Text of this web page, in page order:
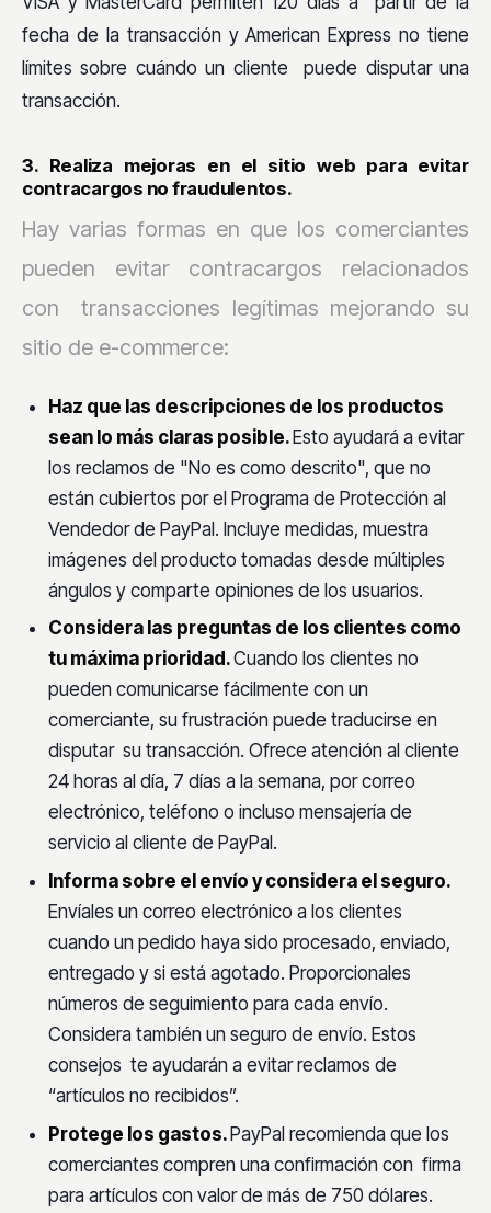
fecha de la transacción y American Express no tiene
límites sobre cuándo un cliente puede disputar una
transacción.
3. Realiza mejoras en el sitio web para evitar
contracargos no fraudulentos.
Hay varias formas en que los comerciantes
pueden evitar contracargos relacionados
con transacciones legítimas mejorando su
sitio de e-commerce:
Haz que las descripciones de los productos
sean lo más claras posible.Esto ayudará a evitar
los reclamos de "No es como descrito", que no
están cubiertos por el Programa de Protección al
Vendedor de PayPal. Incluye medidas, muestra
imágenes del producto tomadas desde múltiples
ángulos y comparte opiniones de los usuarios.
Considera las preguntas de los clientes como
tu máxima prioridad.Cuando los clientes no
pueden comunicarse fácilmente con un
comerciante, su frustración puede traducirse en
disputar su transacción. Ofrece atención al cliente
24 horas al día, 7 días a la semana, por correo
electrónico, teléfono o incluso mensajería de
servicio al cliente de PayPal.
Informa sobre el envío y considera el seguro.
Envíales un correo electrónico a los clientes
cuando un pedido haya sido procesado, enviado,
entregado y si está agotado. Proporcionales
números de seguimiento para cada envío.
Considera también un seguro de envío. Estos
consejos te ayudarán a evitar reclamos de
“artículos no recibidos”.
Protege los gastos. PayPal recomienda que los
comerciantes compren una confirmación con firma
para artículos con valor de más de 750 dólares.